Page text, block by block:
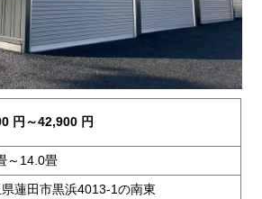
円～42,900 円
～14.0畳
蓮田市黒浜4013-1の南東